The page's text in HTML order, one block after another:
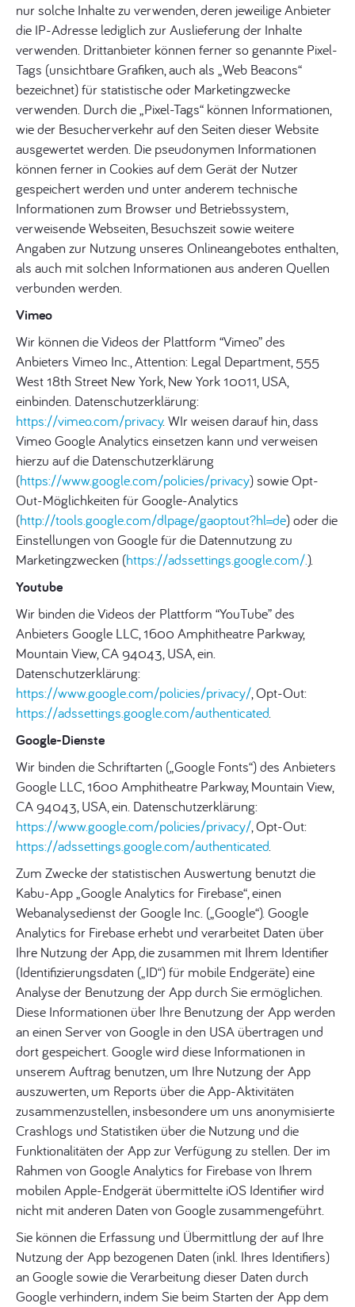
nur solche Inhalte zu verwenden, deren jeweilige Anbieter
die IP-Adresse lediglich zur Auslieferung der Inhalte
verwenden. Drittanbieter können ferner so genannte Pixel-
Tags (unsichtbare Grafiken, auch als „Web Beacons“
bezeichnet) für statistische oder Marketingzwecke
verwenden. Durch die „Pixel-Tags“ können Informationen,
wie der Besucherverkehr auf den Seiten dieser Website
ausgewertet werden. Die pseudonymen Informationen
können ferner in Cookies auf dem Gerät der Nutzer
gespeichert werden und unter anderem technische
Informationen zum Browser und Betriebssystem,
verweisende Webseiten, Besuchszeit sowie weitere
Angaben zur Nutzung unseres Onlineangebotes enthalten,
als auch mit solchen Informationen aus anderen Quellen
verbunden werden.
Vimeo
Wir können die Videos der Plattform “Vimeo” des
Anbieters Vimeo Inc., Attention: Legal Department, 555
West 18th Street New York, New York 10011, USA,
einbinden. Datenschutzerklärung:
https://vimeo.com/privacy. WIr weisen darauf hin, dass
Vimeo Google Analytics einsetzen kann und verweisen
hierzu auf die Datenschutzerklärung
(https://www.google.com/policies/privacy) sowie Opt-
Out-Möglichkeiten für Google-Analytics
(http://tools.google.com/dlpage/gaoptout?hl=de) oder die
Einstellungen von Google für die Datennutzung zu
Marketingzwecken (https://adssettings.google.com/.).
Youtube
Wir binden die Videos der Plattform “YouTube” des
Anbieters Google LLC, 1600 Amphitheatre Parkway,
Mountain View, CA 94043, USA, ein.
Datenschutzerklärung:
https://www.google.com/policies/privacy/, Opt-Out:
https://adssettings.google.com/authenticated.
Google-Dienste
Wir binden die Schriftarten („Google Fonts“) des Anbieters
Google LLC, 1600 Amphitheatre Parkway, Mountain View,
CA 94043, USA, ein. Datenschutzerklärung:
https://www.google.com/policies/privacy/, Opt-Out:
https://adssettings.google.com/authenticated.
Zum Zwecke der statistischen Auswertung benutzt die
Kabu-App „Google Analytics for Firebase“, einen
Webanalysedienst der Google Inc. („Google“). Google
Analytics for Firebase erhebt und verarbeitet Daten über
Ihre Nutzung der App, die zusammen mit Ihrem Identifier
(Identifizierungsdaten („ID“) für mobile Endgeräte) eine
Analyse der Benutzung der App durch Sie ermöglichen.
Diese Informationen über Ihre Benutzung der App werden
an einen Server von Google in den USA übertragen und
dort gespeichert. Google wird diese Informationen in
unserem Auftrag benutzen, um Ihre Nutzung der App
auszuwerten, um Reports über die App-Aktivitäten
zusammenzustellen, insbesondere um uns anonymisierte
Crashlogs und Statistiken über die Nutzung und die
Funktionalitäten der App zur Verfügung zu stellen. Der im
Rahmen von Google Analytics for Firebase von Ihrem
mobilen Apple-Endgerät übermittelte iOS Identifier wird
nicht mit anderen Daten von Google zusammengeführt.
Sie können die Erfassung und Übermittlung der auf Ihre
Nutzung der App bezogenen Daten (inkl. Ihres Identifiers)
an Google sowie die Verarbeitung dieser Daten durch
Google verhindern, indem Sie beim Starten der App dem